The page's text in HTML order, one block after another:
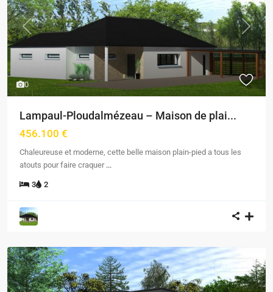
0
Previous Next
Lampaul-Ploudalmézeau – Maison de plai...
456.100 €
Chaleureuse et moderne, cette belle maison plain-pied a tous les
atouts pour faire craquer ...
3 2
A vendre